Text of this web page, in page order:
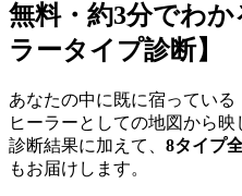
無料・約3分でわか
ラータイプ診断】
あなたの中に既に宿っている
ヒーラーとしての地図から映
診断結果に加えて、 8タイプ
もお届けします。